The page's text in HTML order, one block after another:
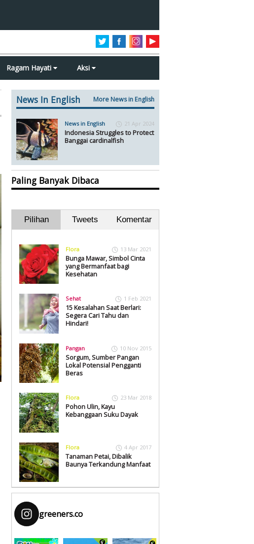
Ragam Hayati Aksi
News In English More News in English
News in English 21 Apr 2024
Indonesia Struggles to Protect
Banggai cardinalfish
Paling Banyak Dibaca
Pilihan Tweets Komentar
Flora 13 Mar 2021
Bunga Mawar, Simbol Cinta
yang Bermanfaat bagi
Kesehatan
Sehat 1 Feb 2021
15 Kesalahan Saat Berlari:
Segera Cari Tahu dan
Hindari!
Pangan 10 Nov 2015
Sorgum, Sumber Pangan
Lokal Potensial Pengganti
Beras
Flora 23 Mar 2018
Pohon Ulin, Kayu
Kebanggaan Suku Dayak
Flora 4 Apr 2017
Tanaman Petai, Dibalik
Baunya Terkandung Manfaat
greeners.co